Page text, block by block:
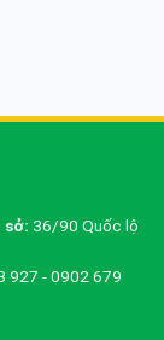
sở: 36/90 Quốc lộ
927 - 0902 679